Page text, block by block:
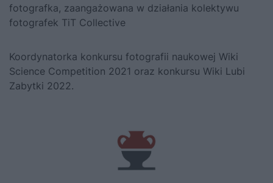
fotografka, zaangażowana w działania kolektywu
fotografek TiT Collective
Koordynatorka konkursu fotografii naukowej Wiki
Science Competition 2021 oraz konkursu Wiki Lubi
Zabytki 2022.